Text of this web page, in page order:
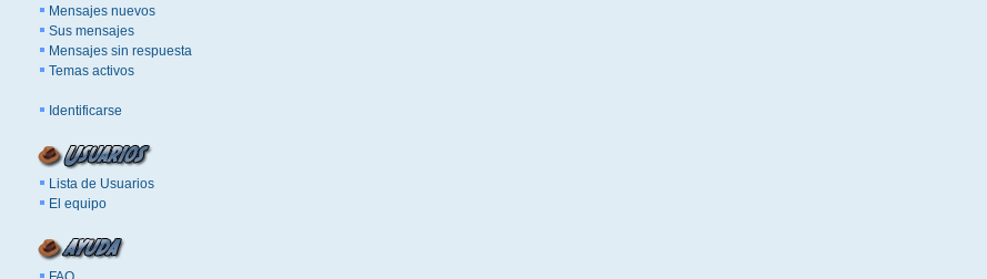
Mensajes nuevos
Sus mensajes
Mensajes sin respuesta
Temas activos
Identificarse
Lista de Usuarios
El equipo